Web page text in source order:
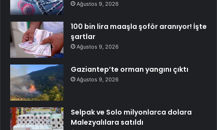
Ağustos 9, 2026
100 bin lira maaşla şoför aranıyor! İşte
şartlar
Ağustos 9, 2026
Gaziantep’te orman yangını çıktı
Ağustos 9, 2026
Selpak ve Solo milyonlarca dolara
Malezyalılara satıldı